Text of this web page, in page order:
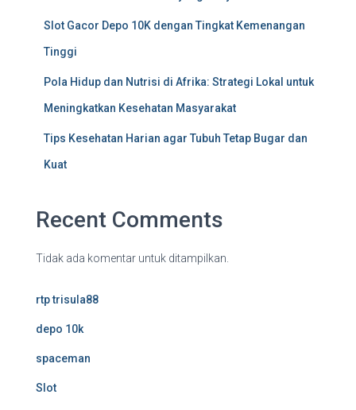
Slot Gacor Depo 10K dengan Tingkat Kemenangan
Tinggi
Pola Hidup dan Nutrisi di Afrika: Strategi Lokal untuk
Meningkatkan Kesehatan Masyarakat
Tips Kesehatan Harian agar Tubuh Tetap Bugar dan
Kuat
Recent Comments
Tidak ada komentar untuk ditampilkan.
rtp trisula88
depo 10k
spaceman
Slot